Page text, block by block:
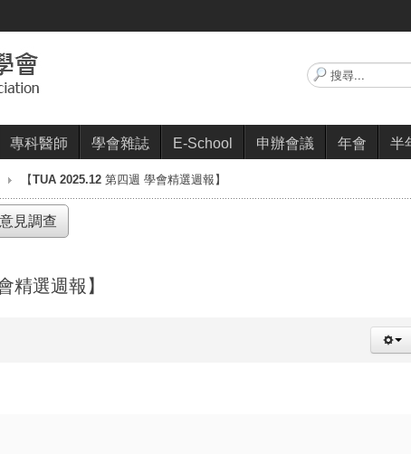
搜
尋...
專科醫師 學會雜誌 E-School 申辦會議 年會 半
【TUA 2025.12 第四週 學會精選週報】
見調查
精選週報】